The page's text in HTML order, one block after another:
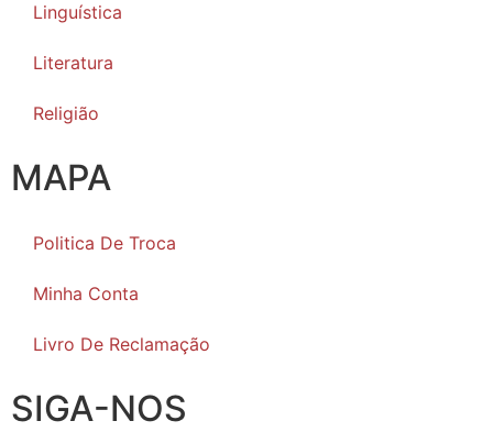
Linguística
Literatura
Religião
MAPA
Politica De Troca
Minha Conta
Livro De Reclamação
SIGA-NOS